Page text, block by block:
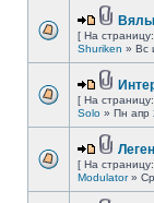
[ На страницу:
Shuriken » Вс
[ На страницу:
Solo » Пн апр
[ На страницу:
Modulator» Ср